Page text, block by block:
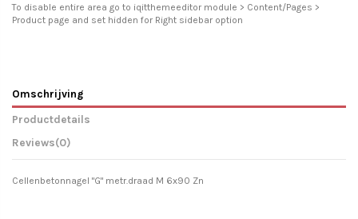
To disable entire area go to iqitthemeeditor module > Content/Pages >
Product page and set hidden for Right sidebar option
Omschrijving
Productdetails
Reviews(0)
Cellenbetonnagel "G" metr.draad M 6x90 Zn